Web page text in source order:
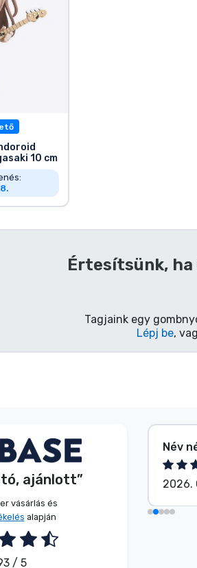
10 cm
Értesítsünk, ha
Tagjaink egy
Lépj be,
ajánlott”
vásárlás és
alapján
/ 5
Gábor Vásárló
08. 07.
Név
2026.